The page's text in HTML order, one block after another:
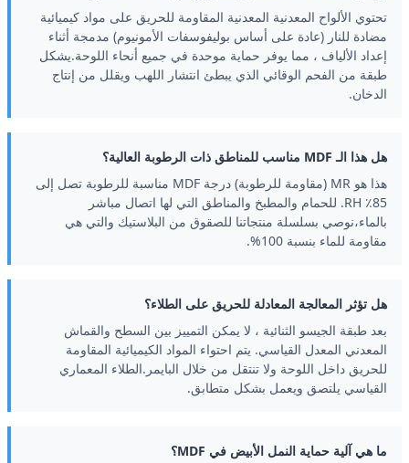
تحتوي الألواح المعدنية المعدنية المقاومة للحريق على مواد كيميائية
مضادة للنار (عادة على أساس بوليفوسفات الأمونيوم) مدمجة أثناء
إعداد الألياف ، مما يوفر حماية موحدة في جميع أنحاء اللوحة.يشكل
طبقة من الفحم الوقائي الذي يبطئ انتشار اللهب ويقلل من إنتاج
الدخان.
هل هذا الـ MDF مناسب للمناطق ذات الرطوبة العالية؟
هذا هو MR (مقاومة للرطوبة) درجة MDF مناسبة للرطوبة تصل إلى
85٪ RH. للحمام والمطبخ والمناطق التي لها اتصال مباشر
بالماء،نوصي بسلسلة منتجاتنا للصقوق من البلاستيك والتي هي
مقاومة للماء بنسبة 100%.
هل تؤثر المعالجة المعادلة للحريق على الطلاء؟
بعد طبقة الجيسو الثنائية ، لا يمكن التمييز بين السطح والقماش
المعدني المعدل القياسي. يتم احتواء المواد الكيميائية المقاومة
للحريق داخل اللوحة ولا تنتقل من خلال البايمر.الطلاء المعماري
القياسي يلتصق ويعمل بشكل متطابق.
ما هي آلية حماية النمل الأبيض في MDF؟